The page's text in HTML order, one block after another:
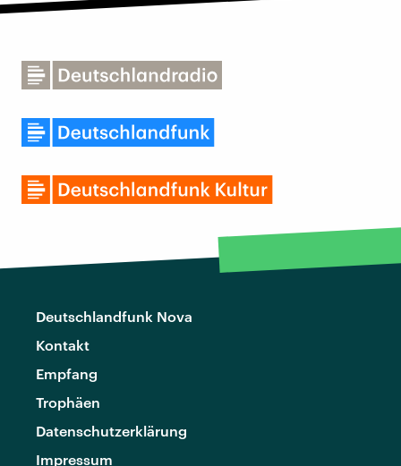
Deutschlandfunk Nova
Kontakt
Empfang
Trophäen
Datenschutzerklärung
Impressum